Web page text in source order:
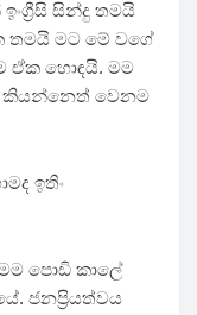
සින්දු තමයි
තමයි මට මේ වගේ
ඒක හොඳයි. මම
කියන්නෙත් වෙනම
ඉතිං
පොඩි කාලේ
ජනප්‍රියත්වය